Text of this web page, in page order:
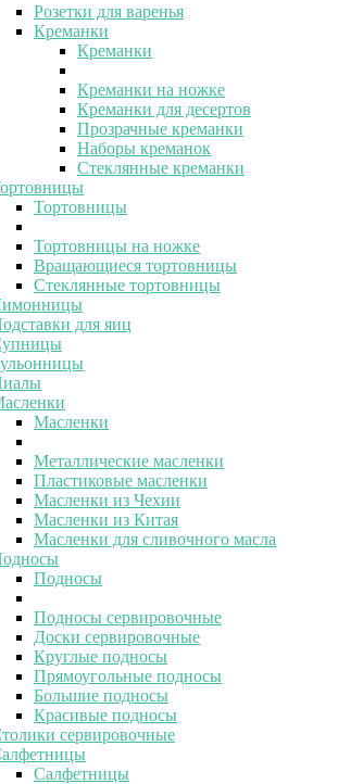
Розетки для варенья
Креманки
Креманки
Креманки на ножке
Креманки для десертов
Прозрачные креманки
Наборы креманок
Стеклянные креманки
Тортовницы
Тортовницы на ножке
Вращающиеся тортовницы
Стеклянные тортовницы
для яиц
Масленки
Металлические масленки
Пластиковые масленки
Масленки из Чехии
Масленки из Китая
Масленки для сливочного масла
Подносы
Подносы сервировочные
Доски сервировочные
Круглые подносы
Прямоугольные подносы
Большие подносы
Красивые подносы
сервировочные
Салфетницы